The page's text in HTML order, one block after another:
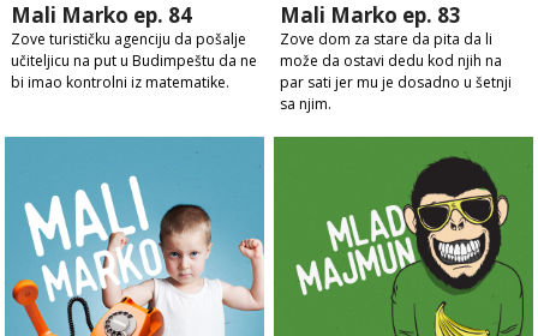
Mali Marko ep. 84
Zove turističku agenciju da pošalje
učiteljicu na put u Budimpeštu da ne
bi imao kontrolni iz matematike.
Mali Marko ep. 83
Zove dom za stare da pita da li
može da ostavi dedu kod njih na
par sati jer mu je dosadno u šetnji
sa njim.